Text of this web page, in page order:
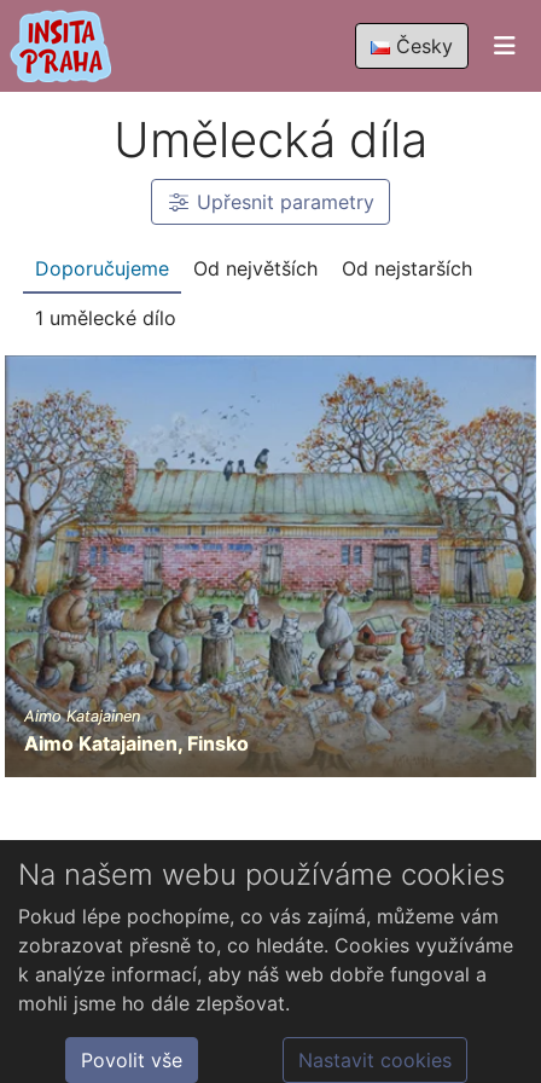
Česky
Umělecká díla
Upřesnit parametry
Doporučujeme Od největších Od nejstarších
1 umělecké dílo
Aimo Katajainen
Aimo Katajainen, Finsko
Novinky
Česky
Na našem webu používáme cookies
Pokud lépe pochopíme, co vás zajímá, můžeme vám
zobrazovat přesně to, co hledáte. Cookies využíváme
k analýze informací, aby náš web dobře fungoval a
mohli jsme ho dále zlepšovat.
Povolit vše Nastavit cookies